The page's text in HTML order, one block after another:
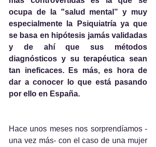
ocupa de la "salud mental” y muy
especialmente la Psiquiatría ya que
se basa en hipótesis jamás validadas
y de ahí que sus métodos
diagnósticos y su terapéutica sean
tan ineficaces. Es más, es hora de
dar a conocer lo que está pasando
por ello en España.
Hace unos meses nos sorprendíamos -
una vez más- con el caso de una mujer